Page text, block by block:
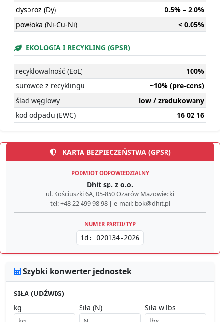
dysproz (Dy)
0.5% – 2.0%
powłoka (Ni-Cu-Ni)
< 0.05%
EKOLOGIA I RECYKLING (GPSR)
recyklowalność (EoL)
100%
surowce z recyklingu
~10% (pre-cons)
ślad węglowy
low / zredukowany
kod odpadu (EWC)
16 02 16
KARTA BEZPIECZEŃSTWA (GPSR)
PODMIOT ODPOWIEDZIALNY
Dhit sp. z o.o.
ul. Kościuszki 6A, 05-850 Ożarów Mazowiecki
tel: +48 22 499 98 98 | e-mail: bok@dhit.pl
NUMER PARTII/TYP
id: 020134-2026
Szybki konwerter jednostek
SIŁA (UDŹWIG)
kg
Siła (N) Siła w lbs